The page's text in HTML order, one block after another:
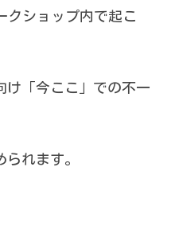
クショップ内で起こ
け「今ここ」での不一
れます。